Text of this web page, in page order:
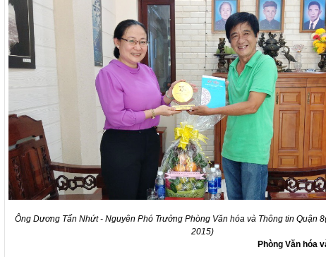
Ông Dương Tấn Nhứt - Nguyên Phó Trưởng Phòng Văn hóa và Thông tin Quận
2015)
Phòng Văn hóa